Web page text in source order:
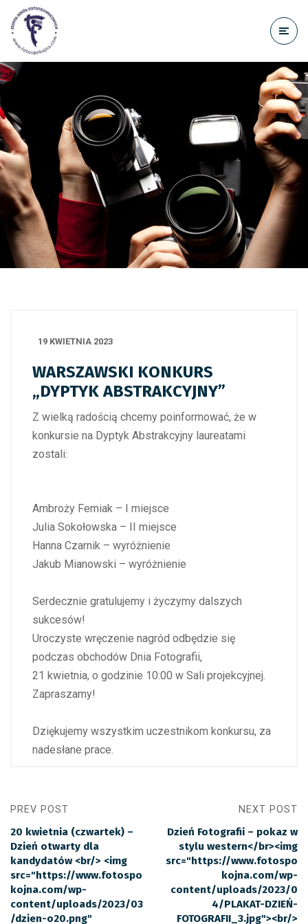
treści
19 KWIETNIA 2023
WARSZAWSKI KONKURS
„DYPTYK ABSTRAKCYJNY”
Z wielką radością chcemy poinformować, że w
konkursie na Dyptyk Abstrakcyjny laureatami
zostali:
Ambroży Femiak – I miejsce
Julia Sokołowska – II miejsce
Hanna Czarnik – wyróżnienie
Jakub Mianowski – wyróżnienie
Serdecznie gratulujemy i życzymy dalszych
sukcesów!
Uroczyste wręczenie nagród odbędzie się
podczas obchodów Dnia Fotografii,
21 kwietnia, o godzinie 10:00 w Sali projekcyjnej.
Zapraszamy!
Dziękujemy wszystkim uczestnikom konkursu, za
nadesłane prace.
PREV POST
20 kwietnia (czwartek) –
Dzień otwarty dla
kandydatów <br/> <img
src="https://www.fotospo
kojna.com/wp-
content/uploads/2023/03
/dzien-o20.png"
NEXT POST
Dzień Fotografii – pokaz w
stylu western</br><img
src="https://www.fotospo
kojna.com/wp-
content/uploads/2023/0
4/PLAKAT-DZIEŃ-
FOTOGRAFII_3.jpg"><br/>